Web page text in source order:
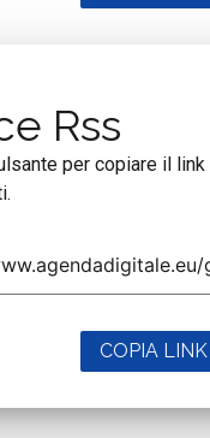
Rss
per copiare il link
COPIA LINK